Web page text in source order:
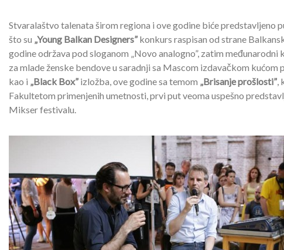
Stvaralaštvo talenata širom regiona i ove godine biće predstavljeno
što su „Young Balkan Designers”konkurs raspisan od strane
godine održava pod sloganom „Novo analogno”, zatim međunarodni
za mlade ženske bendove u saradnji sa Mascom izdavačkom kućom
kao i „Black Box”izložba, ove godine sa temom „Brisanje prošlosti”,
Fakultetom primenjenih umetnosti, prvi put veoma uspešno
Mikser festivalu.